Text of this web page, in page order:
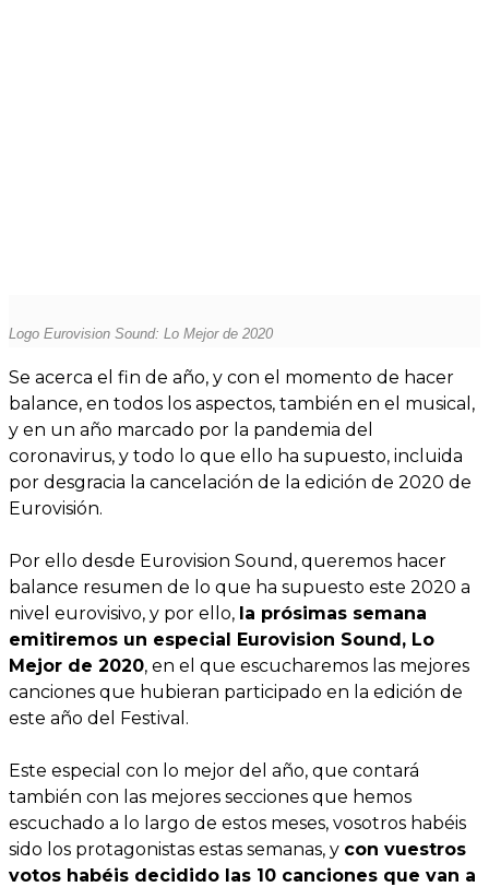
Logo Eurovision Sound: Lo Mejor de 2020
Se acerca el fin de año, y con el momento de hacer
balance, en todos los aspectos, también en el musical,
y en un año marcado por la pandemia del
coronavirus, y todo lo que ello ha supuesto, incluida
por desgracia la cancelación de la edición de 2020 de
Eurovisión.
Por ello desde Eurovision Sound, queremos hacer
balance resumen de lo que ha supuesto este 2020 a
nivel eurovisivo, y por ello, la prósimas semana
emitiremos un especial Eurovision Sound, Lo
Mejor de 2020, en el que escucharemos las mejores
canciones que hubieran participado en la edición de
este año del Festival.
Este especial con lo mejor del año, que contará
también con las mejores secciones que hemos
escuchado a lo largo de estos meses, vosotros habéis
sido los protagonistas estas semanas, y con vuestros
votos habéis decidido las 10 canciones que van a